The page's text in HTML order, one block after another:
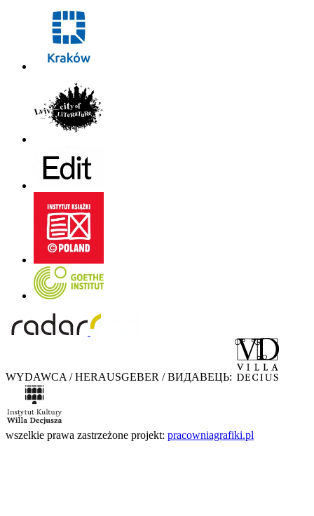
WYDAWCA / HERAUSGEBER / ВИДАВЕЦЬ:
wszelkie prawa zastrzeżone projekt: pracowniagrafiki.pl